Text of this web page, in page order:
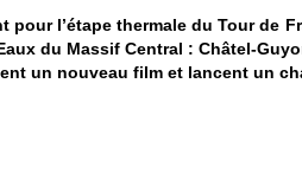
pour l’étape thermale du Tour de
du Massif Central : Châtel-
un nouveau film et lancent un